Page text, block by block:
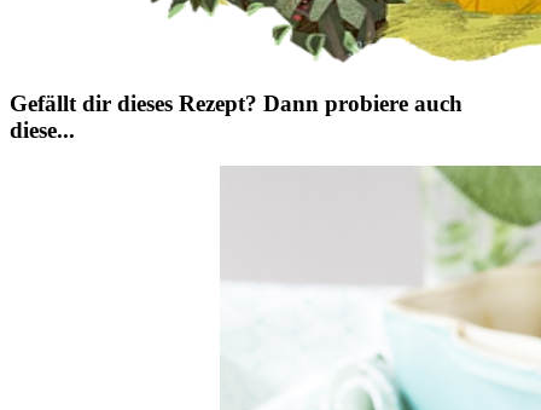
Gefällt dir dieses Rezept? Dann probiere auch
diese...